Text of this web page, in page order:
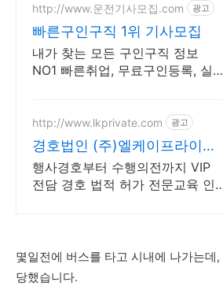
http://www.운전기사모집.com 광고
빠른구인구직 1위 기사모집
내가 찾는 모든 구인구직 정보
NO1 빠른취업, 무료구인등록, 실시
http://www.lkprivate.com 광고
경호법인 (주)엘케이프라이빗
경호/발렛/스탭 전문인력풀
행사경호부터 수행의전까지 VIP
전담 경호 법적 허가 전문교육 인
몇일전에 버스를 타고 시내에 나가는데
당했습니다.